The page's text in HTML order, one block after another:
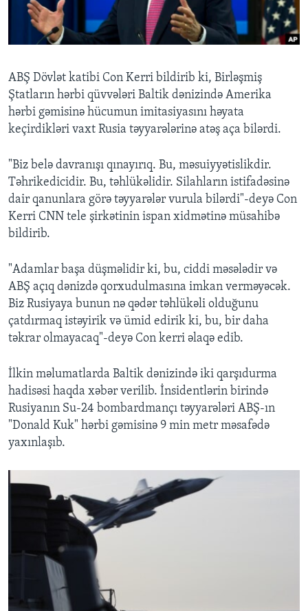
BIZI IZLƏYIN
Dillər
ABŞ Dövlət katibi Con Kerri bildirib ki, Birləşmiş
Ştatların hərbi qüvvələri Baltik dənizində Amerika
hərbi gəmisinə hücumun imitasiyasını həyata
keçirdikləri vaxt Rusia təyyarələrinə atəş aça bilərdi.
"Biz belə davranışı qınayırıq. Bu, məsuiyyətislikdir.
Təhrikedicidir. Bu, təhlükəlidir. Silahların istifadəsinə
dair qanunlara görə təyyarələr vurula bilərdi"-deyə Con
Kerri CNN tele şirkətinin ispan xidmətinə müsahibə
bildirib.
"Adamlar başa düşməlidir ki, bu, ciddi məsələdir və
ABŞ açıq dənizdə qorxudulmasına imkan verməyəcək.
Biz Rusiyaya bunun nə qədər təhlükəli olduğunu
çatdırmaq istəyirik və ümid edirik ki, bu, bir daha
təkrar olmayacaq"-deyə Con kerri əlaqə edib.
İlkin məlumatlarda Baltik dənizində iki qarşıdurma
hadisəsi haqda xəbər verilib. İnsidentlərin birində
Rusiyanın Su-24 bombardmançı təyyarələri ABŞ-ın
"Donald Kuk" hərbi gəmisinə 9 min metr məsafədə
yaxınlaşıb.